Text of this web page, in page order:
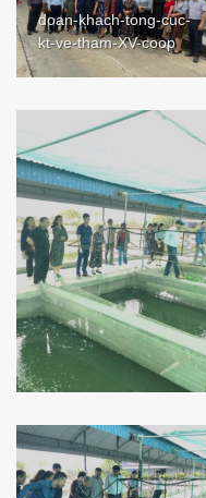
doan-khach-tong-cuc-
kt-ve-tham-XV-coop